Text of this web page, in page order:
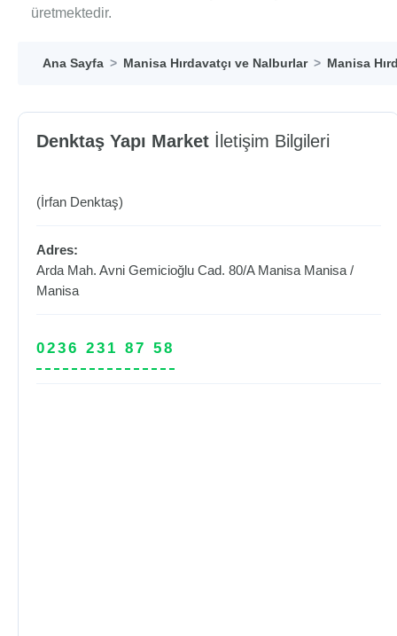
üretmektedir.
Ana Sayfa Manisa Hırdavatçı ve Nalburlar Manisa
Denktaş Yapı Market İletişim Bilgileri
(İrfan Denktaş)
Adres:
Arda Mah. Avni Gemicioğlu Cad. 80/A Manisa Manisa /
Manisa
0236 231 87 58